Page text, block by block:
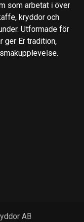
som arbetat i över
kryddor och
Utformade för
ger Er tradition,
AB